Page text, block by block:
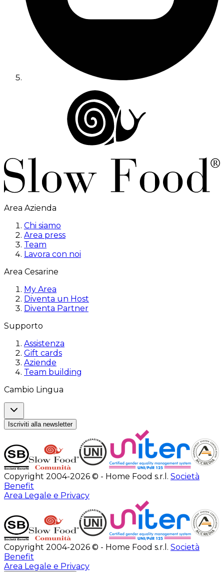
Area Azienda
Chi siamo
Area press
Team
Lavora con noi
Area Cesarine
My Area
Diventa un Host
Diventa Partner
Supporto
Assistenza
Gift cards
Aziende
Team building
Cambio Lingua
Iscriviti alla newsletter
Copyright 2004-2026 © - Home Food s.r.l. Società
Benefit
Area Legale e Privacy
Copyright 2004-2026 © - Home Food s.r.l. Società
Benefit
Area Legale e Privacy